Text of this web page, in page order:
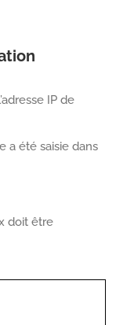
IP de
a été saisie dans
doit être